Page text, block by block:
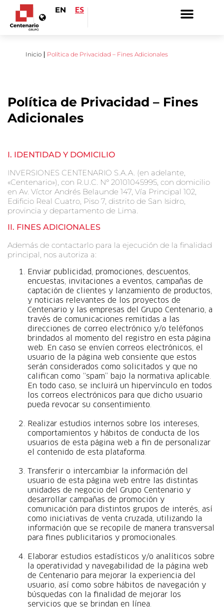
EN ES
Inicio Política de Privacidad – Fines Adicionales
Política de Privacidad – Fines
Adicionales
I. IDENTIDAD Y DOMICILIO
INVERSIONES CENTENARIO S.A.A. (en adelante,
«Centenario»), con R.U.C. N° 20101045995, con domicilio
en Av. Víctor Andrés Belaunde 147, Vía Principal 102,
Edificio Real Cuatro, Piso 7, distrito de San Isidro,
provincia y departamento de Lima.
II. FINES ADICIONALES
Además de contactarlo para la ejecución de la finalidad
principal, nos autoriza a:
Enviar publicidad, promociones, descuentos,
encuestas, invitaciones a eventos, campañas de
captación de clientes y lanzamiento de productos,
y noticias relevantes de los proyectos de
Centenario y las empresas del Grupo Centenario, a
través de comunicaciones remitidas a las
direcciones de correo electrónico y/o teléfonos
brindados al momento del registro en esta página
web. En caso se envíen correos electrónicos, el
usuario de la página web consiente que estos
serán considerados como solicitados y que no
califican como “spam” bajo la normativa aplicable.
En todo caso, se incluirá un hipervínculo en todos
los correos electrónicos para que dicho usuario
pueda revocar su consentimiento.
Realizar estudios internos sobre los intereses,
comportamientos y hábitos de conducta de los
usuarios de esta página web a fin de personalizar
el contenido de esta plataforma.
Transferir o intercambiar la información del
usuario de esta página web entre las distintas
unidades de negocio del Grupo Centenario y
desarrollar campañas de promoción y
comunicación para distintos grupos de interés, así
como iniciativas de venta cruzada, utilizando la
información que se recopile de manera transversal
para fines publicitarios y promocionales.
Elaborar estudios estadísticos y/o analíticos sobre
la operatividad y navegabilidad de la página web
de Centenario para mejorar la experiencia del
usuario, así como sobre hábitos de navegación y
búsquedas con la finalidad de mejorar los
servicios que se brindan en línea.